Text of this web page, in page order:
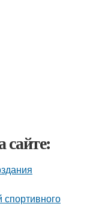
сайте: